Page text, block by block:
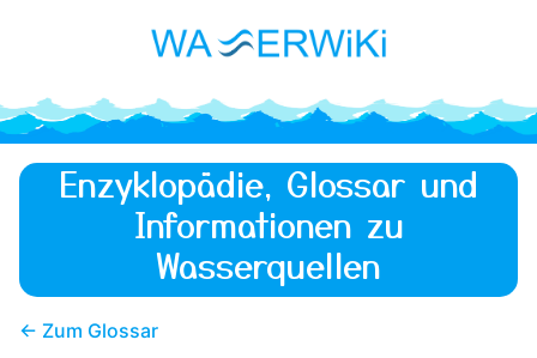
Enzyklopädie, Glossar und
Informationen zu
Wasserquellen
← Zum Glossar